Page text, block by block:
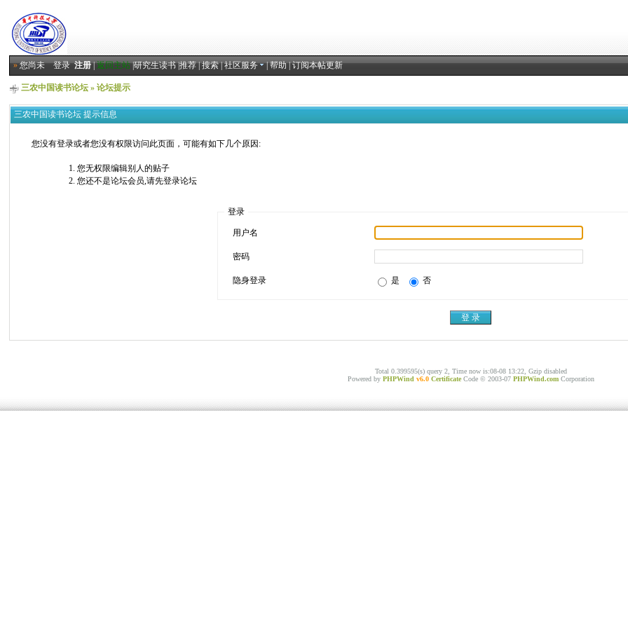
»您尚未登录 注册|返回主站|研究生读书|推荐|搜索|社区服务 |帮助|订阅本帖更新
三农中国读书论坛 » 论坛提示
三农中国读书论坛 提示信息
您没有登录或者您没有权限访问此页面，可能有如下几个原因:
您无权限编辑别人的贴子
您还不是论坛会员,请先登录论坛
登录
用户名
密码
隐身登录 是 否
Total 0.399595(s) query 2, Time now is:08-08 13:22, Gzip disabled
Powered by PHPWind v6.0 Certificate Code © 2003-07 PHPWind.com Corporation